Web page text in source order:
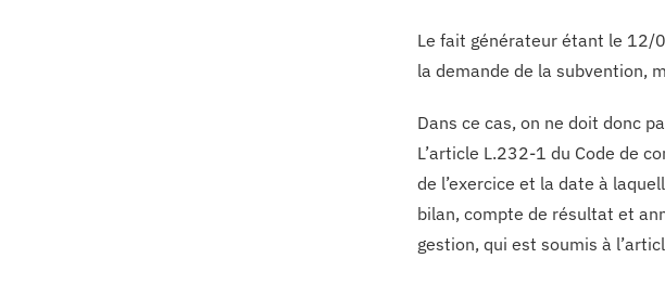
Le fait générateur étant le 12/
la demande de la subvention,
Dans ce cas, on ne doit donc
L’article L.232-1 du Code de
de l’exercice et la date à
bilan, compte de résultat et
gestion, qui est soumis à